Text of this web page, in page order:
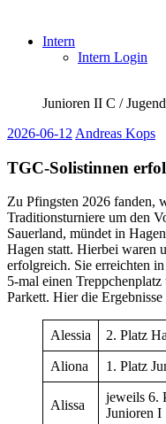
Intern
Intern Login
Junioren II C /
2026-06-12 Andreas Kops
TGC-Solistinnen
Zu Pfingsten 2026 fanden,
Traditionsturniere um den
Sauerland, mündet in
Hagen statt. Hierbei waren
erfolgreich. Sie erreichten
5-mal einen
Parkett. Hier die
Alessia 2. Platz
Aliona 1. Platz
Alissa
jeweils 6.
Junioren I